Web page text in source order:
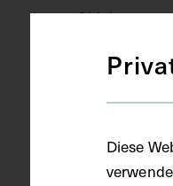
Objektart
Datierung
Diese